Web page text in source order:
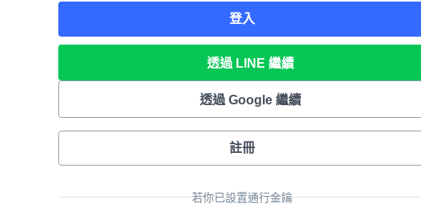
登入
透過 LINE 繼續
透過 Google 繼續
註冊
若你已設置通行金鑰